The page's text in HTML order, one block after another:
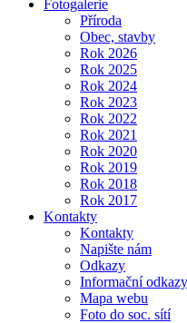
Fotogalerie
Příroda
Obec, stavby
Rok 2026
Rok 2025
Rok 2024
Rok 2023
Rok 2022
Rok 2021
Rok 2020
Rok 2019
Rok 2018
Rok 2017
Kontakty
Kontakty
Napište nám
Odkazy
Informační odkazy
Mapa webu
Foto do soc. sítí